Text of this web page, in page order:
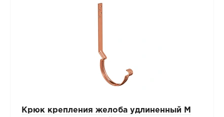
Крюк крепления желоба удлиненный М